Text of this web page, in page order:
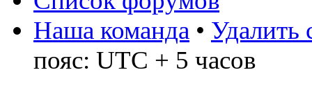
Наша команда • Удалить
пояс: UTC + 5 часов